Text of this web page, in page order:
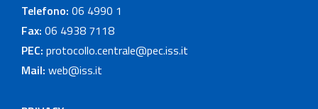
Telefono: 06 4990 1
Fax: 06 4938 7118
PEC: protocollo.centrale@pec.iss.it
Mail: web@iss.it